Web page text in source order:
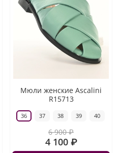
Мюли женские Ascalini
R15713
36 37 38 39 40
6 900 ₽
4 100 ₽